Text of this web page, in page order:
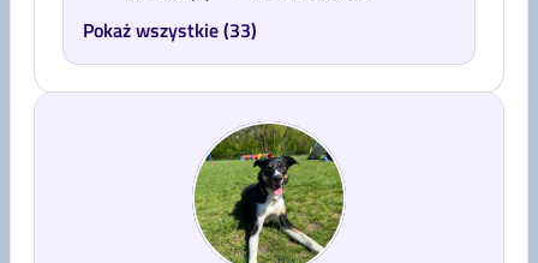
Pokaż wszystkie (33)